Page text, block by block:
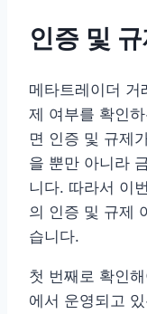
인증 및
메타트레이더 거
제 여부를 확인
면 인증 및 규제
을 뿐만 아니라
니다. 따라서 이
의 인증 및 규제
습니다.
첫 번째로 확인
에서 운영되고